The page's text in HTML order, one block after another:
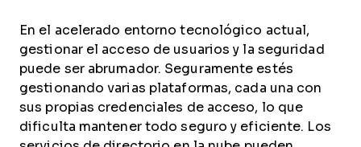
En el acelerado entorno tecnológico actual,
gestionar el acceso de usuarios y la seguridad
puede ser abrumador. Seguramente estés
gestionando varias plataformas, cada una con
sus propias credenciales de acceso, lo que
dificulta mantener todo seguro y eficiente. Los